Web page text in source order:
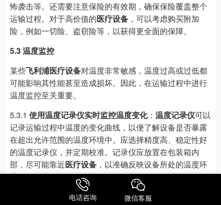
怖袭击等。还需要注意保险的有效期，确保保险覆盖整个
运输过程。对于高价值的医疗设备 ，可以考虑购买附加
险，例如一切险、盗窃险等，以获得更全面的保障。
5.3 温度监控
某些飞利浦医疗设备对温度非常敏感，温度过高或过低都
可能影响其性能甚至造成损坏。因此，在运输过程中进行
温度监控至关重要。
5.3.1 使用温度记录仪实时监控温度变化： 温度记录仪可以
记录运输过程中温度的变化曲线，以便了解设备是否暴露
在超出允许范围的温度环境中。应选择精度高、稳定性好
的温度记录仪，并定期校准。记录仪应放置在包装箱内
部，尽可能靠近医疗设备 ，以准确反映设备所处的温度环
境。
制定应急预案，处理温度异常情况：一旦发现温度超
电话咨询 微信客服